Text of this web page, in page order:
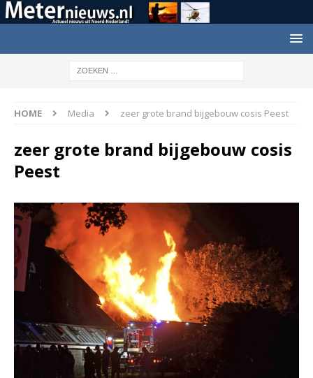
HOME Media zeer grote brand bijgebouw cosis Peest
zeer grote brand bijgebouw cosis
Peest